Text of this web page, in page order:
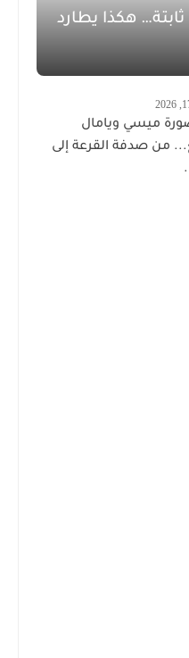
هكذا يطارد
ميسي ويامال
من صدفة القرعة إلى